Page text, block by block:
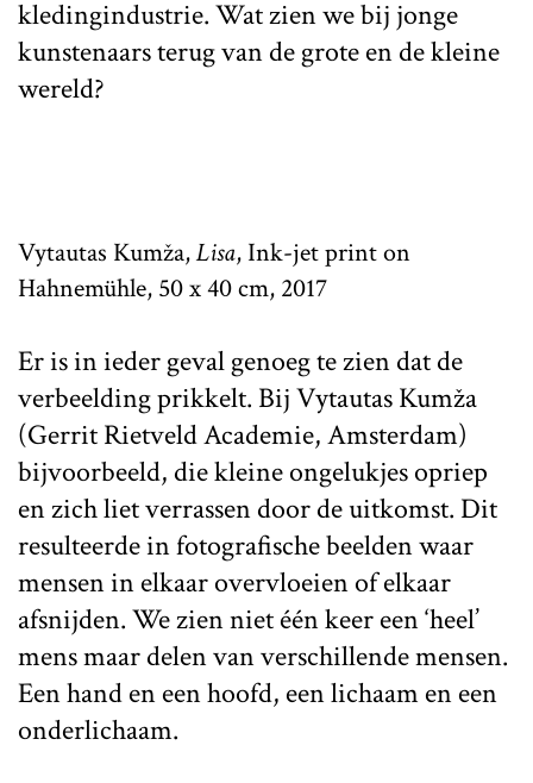
kledingindustrie. Wat zien we bij jonge
kunstenaars terug van de grote en de kleine
wereld?
Vytautas Kumža,Lisa, Ink-jet print on
Hahnemühle, 50 x 40 cm, 2017
Er is in ieder geval genoeg te zien dat de
verbeelding prikkelt. Bij Vytautas Kumža
(Gerrit Rietveld Academie, Amsterdam)
bijvoorbeeld, die kleine ongelukjes opriep
en zich liet verrassen door de uitkomst. Dit
resulteerde in fotografische beelden waar
mensen in elkaar overvloeien of elkaar
afsnijden. We zien niet één keer een ‘heel’
mens maar delen van verschillende mensen.
Een hand en een hoofd, een lichaam en een
onderlichaam.